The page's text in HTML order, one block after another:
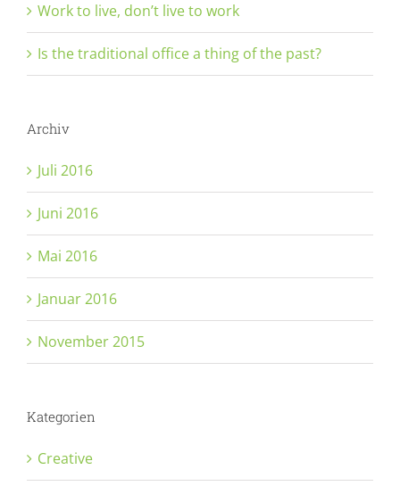
Work to live, don’t live to work
Is the traditional office a thing of the past?
Archiv
Juli 2016
Juni 2016
Mai 2016
Januar 2016
November 2015
Kategorien
Creative